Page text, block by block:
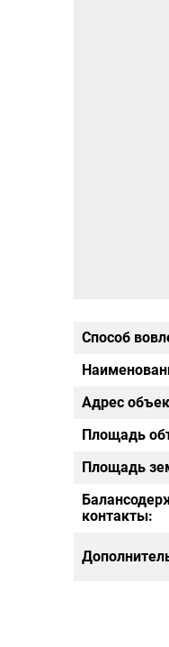
Способ
Адрес
Площадь
Площадь
контакты: